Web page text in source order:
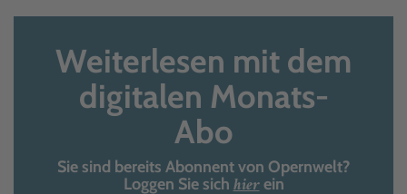
Weiterlesen mit dem
digitalen Monats-
Abo
Sie sind bereits Abonnent von Opernwelt?
Loggen Sie sich hierein